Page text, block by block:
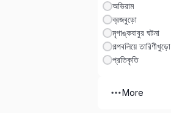
অভিরাম
ব্রজবুড়ো
মৃগাঙ্কবাবুর ঘটনা
গল্পবলিয়ে তারিণীখুড়ো
প্রতিকৃতি
More